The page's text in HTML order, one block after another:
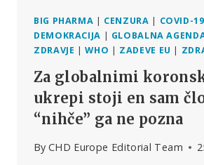
BIG PHARMA | CENZURA | COVID-19
DEMOKRACIJA | GLOBALNA
ZDRAVJE |WHO | ZADEVE EU |
Za globalnimi
ukrepi stoji en sam
“nihče” ga ne pozna
By CHD Europe Editorial Team